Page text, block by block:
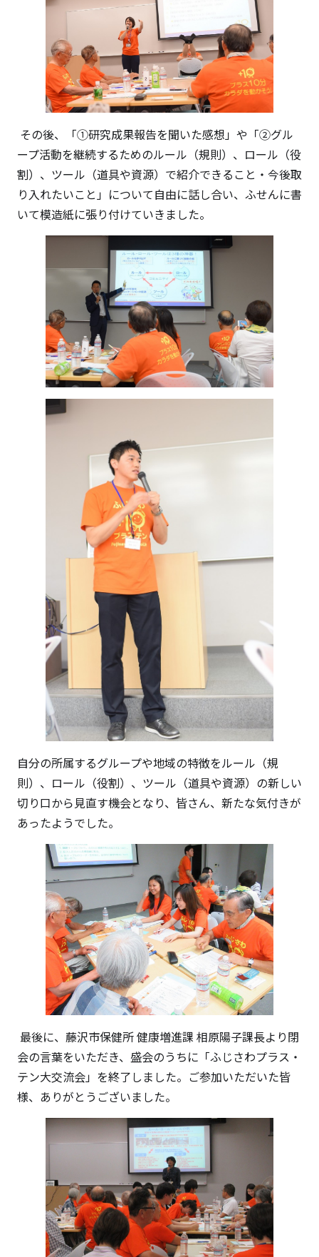
その後、「①研究成果報告を聞いた感想」や「②グル
ープ活動を継続するためのルール（規則）、ロール（役
割）、ツール（道具や資源）で紹介できること・今後取
り入れたいこと」について自由に話し合い、ふせんに書
いて模造紙に張り付けていきました。
自分の所属するグループや地域の特徴をルール（規
則）、ロール（役割）、ツール（道具や資源）の新しい
切り口から見直す機会となり、皆さん、新たな気付きが
あったようでした。
最後に、藤沢市保健所 健康増進課 相原陽子課長より閉
会の言葉をいただき、盛会のうちに「ふじさわプラス・
テン大交流会」を終了しました。ご参加いただいた皆
様、ありがとうございました。